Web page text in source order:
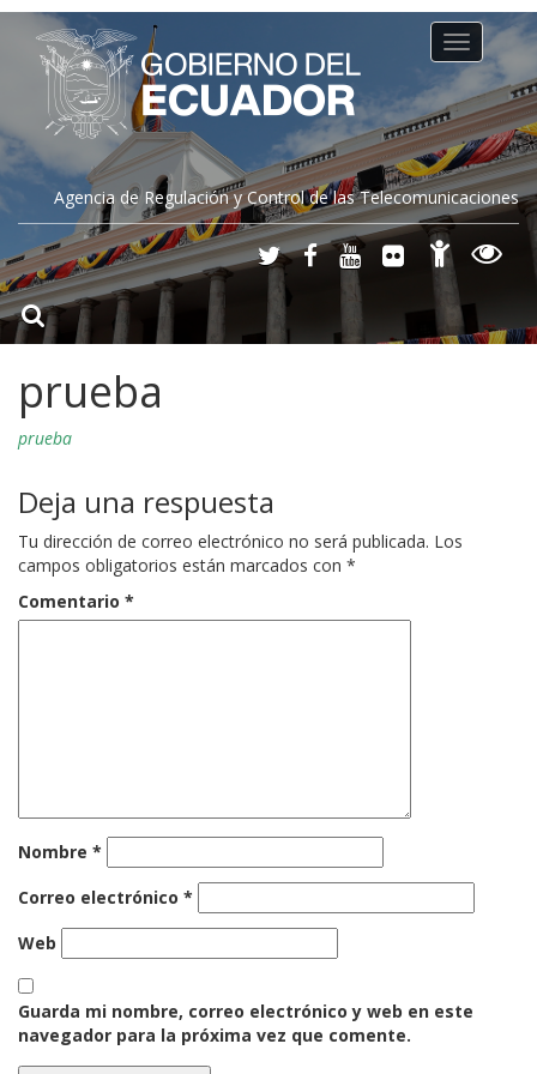
Agencia de Regulación y Control de las Telecomunicaciones
Toggle
navigation
prueba
prueba
Deja una respuesta
Tu dirección de correo electrónico no será publicada. Los
campos obligatorios están marcados con *
Comentario *
Nombre *
Correo electrónico *
Web
Guarda mi nombre, correo electrónico y web en este
navegador para la próxima vez que comente.